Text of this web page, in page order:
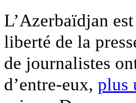
L’Azerbaïdjan est
liberté de la
de journalistes
d’entre-eux, plus